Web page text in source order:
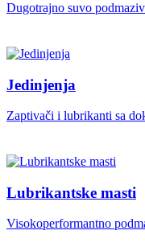
Dugotrajno suvo
Jedinjenja
Zaptivači i lubrikanti sa
Lubrikantske masti
Visokoperformantno